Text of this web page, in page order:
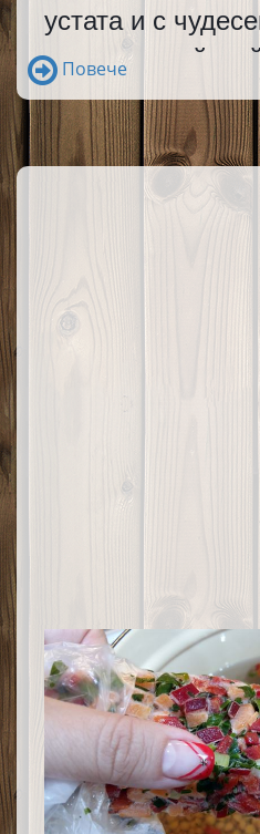
устата и с
ли има някой,
круши. Ако
този спомен
направете
трудно.
Повече